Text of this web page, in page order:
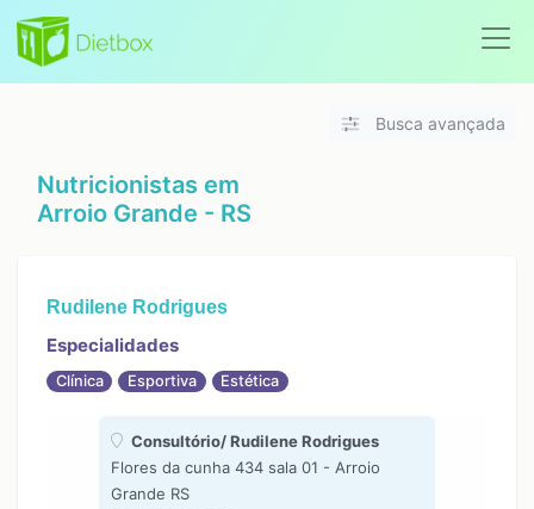
Busca avançada
Nutricionistas em
Arroio Grande - RS
Rudilene Rodrigues
Especialidades
Clínica Esportiva Estética
Consultório/ Rudilene Rodrigues
Flores da cunha 434 sala 01 - Arroio
Grande RS